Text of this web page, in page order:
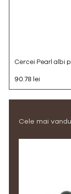
Cercei Pearl albi
90.78 lei
Cele mai